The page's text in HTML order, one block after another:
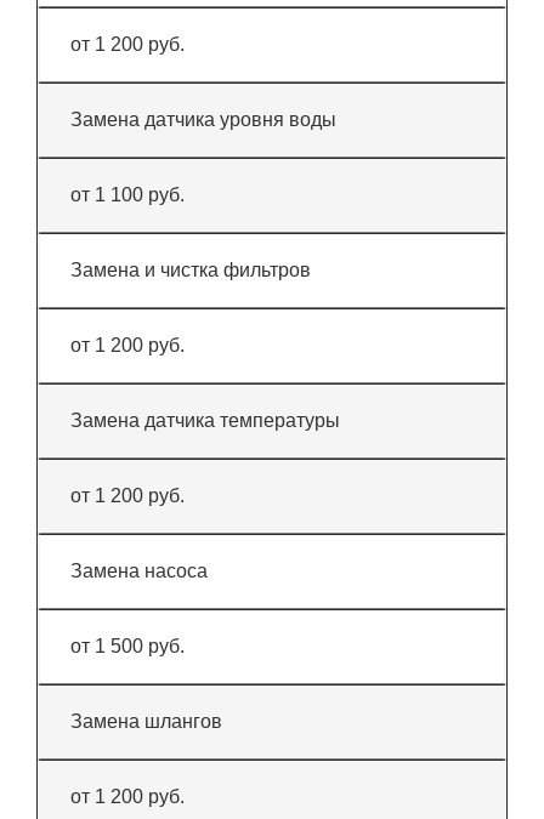
от 1 200 руб.
Замена датчика уровня воды
от 1 100 руб.
Замена и чистка фильтров
от 1 200 руб.
Замена датчика температуры
от 1 200 руб.
Замена насоса
от 1 500 руб.
Замена шлангов
от 1 200 руб.